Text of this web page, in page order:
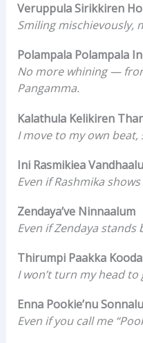
Veruppula Sirikkiren
Smiling mischievously,
Polampala Polampala
No more whining —
Pangamma.
Kalathula Kelikiren
I move to my own
Ini Rasmikiea
Even if Rashmika shows
Zendaya’ve Ninnaalum
Even if Zendaya stands
Thirumpi Paakka
I won’t turn my head to
Enna Pookie’nu
Even if you call me